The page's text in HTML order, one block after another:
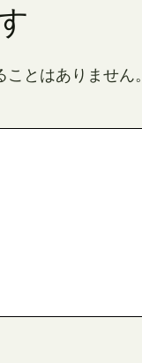
とはありません。